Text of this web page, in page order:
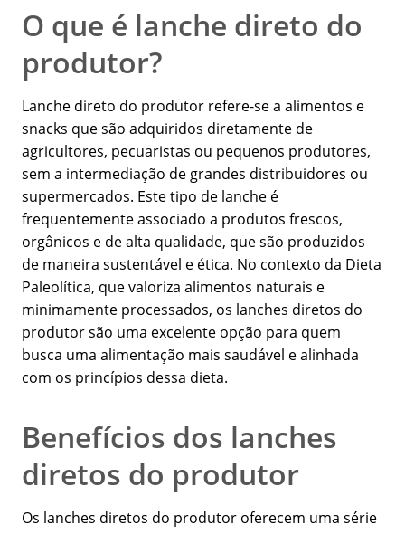
O que é lanche direto do
produtor?
Lanche direto do produtor refere-se a alimentos e
snacks que são adquiridos diretamente de
agricultores, pecuaristas ou pequenos produtores,
sem a intermediação de grandes distribuidores ou
supermercados. Este tipo de lanche é
frequentemente associado a produtos frescos,
orgânicos e de alta qualidade, que são produzidos
de maneira sustentável e ética. No contexto da Dieta
Paleolítica, que valoriza alimentos naturais e
minimamente processados, os lanches diretos do
produtor são uma excelente opção para quem
busca uma alimentação mais saudável e alinhada
com os princípios dessa dieta.
Benefícios dos lanches
diretos do produtor
Os lanches diretos do produtor oferecem uma série